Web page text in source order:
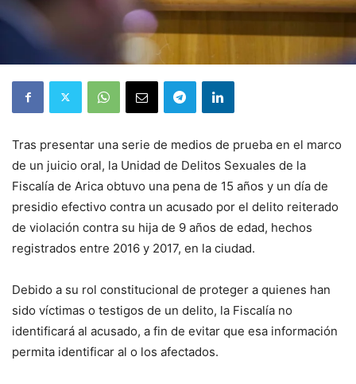
Tras presentar una serie de medios de prueba en el marco
de un juicio oral, la Unidad de Delitos Sexuales de la
Fiscalía de Arica obtuvo una pena de 15 años y un día de
presidio efectivo contra un acusado por el delito reiterado
de violación contra su hija de 9 años de edad, hechos
registrados entre 2016 y 2017, en la ciudad.
Debido a su rol constitucional de proteger a quienes han
sido víctimas o testigos de un delito, la Fiscalía no
identificará al acusado, a fin de evitar que esa información
permita identificar al o los afectados.